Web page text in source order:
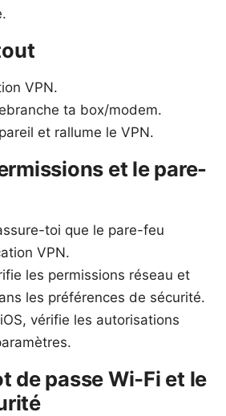
VPN.
ta box/modem.
et rallume le VPN.
et le pare-
toi que le pare-feu
VPN.
les permissions réseau et
les préférences de sécurité.
vérifie les autorisations
de passe Wi‑Fi et le